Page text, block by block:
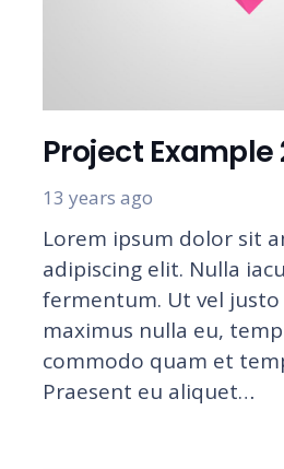
Project Example
13 years ago
Lorem ipsum dolor sit
adipiscing elit. Nulla
fermentum. Ut vel
maximus nulla eu,
commodo quam et
Praesent eu aliquet…